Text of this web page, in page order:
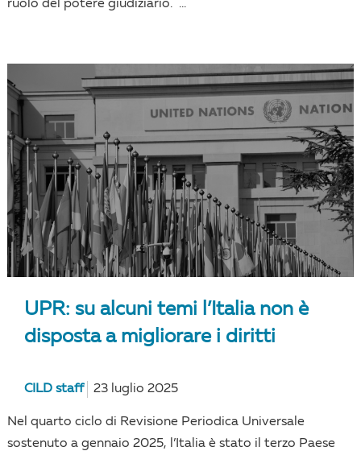
ruolo del potere giudiziario. ...
UPR: su alcuni temi l’Italia non è
disposta a migliorare i diritti
CILD staff 23 luglio 2025
Nel quarto ciclo di Revisione Periodica Universale
sostenuto a gennaio 2025, l’Italia è stato il terzo Paese